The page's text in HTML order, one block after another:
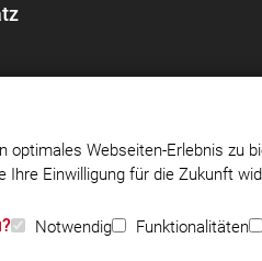
Feuerwehr Rohr 1875 e.V
optimales Webseiten-Erlebnis
Ihre Einwilligung für die Zukunft
Notwendig Funktionalitäten